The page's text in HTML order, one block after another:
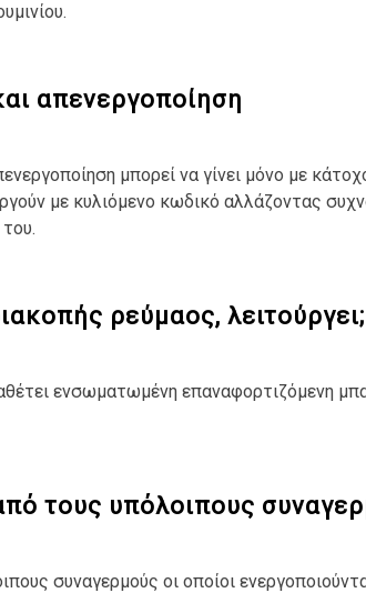
απενεργοποίηση
μπορεί να γίνει μόνο με
με κυλιόμενο κωδικό αλλάζοντας
ρεύμαoς, λειτούργει;
ενσωματωμένη επαναφορτιζόμενη
τους υπόλοιπους
συναγερμούς οι οποίοι